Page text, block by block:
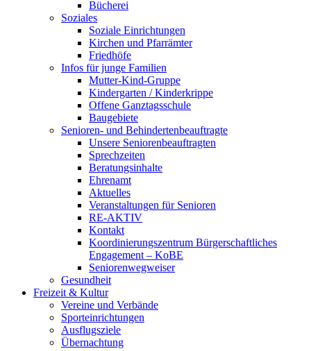
Bücherei
Soziales
Soziale Einrichtungen
Kirchen und Pfarrämter
Friedhöfe
Infos für junge Familien
Mutter-Kind-Gruppe
Kindergarten / Kinderkrippe
Offene Ganztagsschule
Baugebiete
Senioren- und Behindertenbeauftragte
Unsere Seniorenbeauftragten
Sprechzeiten
Beratungsinhalte
Ehrenamt
Aktuelles
Veranstaltungen für Senioren
RE-AKTIV
Kontakt
Koordinierungszentrum Bürgerschaftliches
Engagement – KoBE
Seniorenwegweiser
Gesundheit
Freizeit & Kultur
Vereine und Verbände
Sporteinrichtungen
Ausflugsziele
Übernachtung